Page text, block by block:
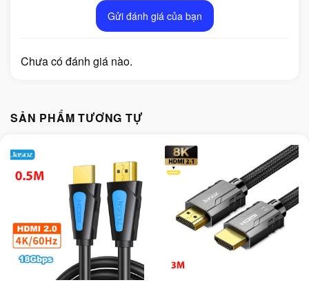
Gửi đánh giá của bạn
Chưa có đánh giá nào.
SẢN PHẨM TƯƠNG TỰ